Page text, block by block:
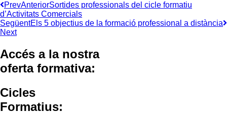
PrevAnteriorSortides professionals del cicle formatiu
d’Activitats Comercials
SegüentEls 5 objectius de la formació professional a distància
Next
Accés a la nostra
oferta formativa:
Cicles
Formatius: